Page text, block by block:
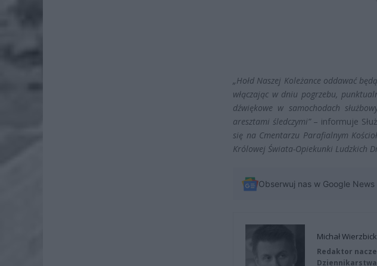
„Hołd Naszej Koleżance oddawać
włączając w dniu pogrzebu,
dźwiękowe w samochodach
aresztami śledczymi”– informuje
się na Cmentarzu Parafialnym
Królowej Świata-Opiekunki Ludzkich
Obserwuj nas w Google News
Michał
Redaktor